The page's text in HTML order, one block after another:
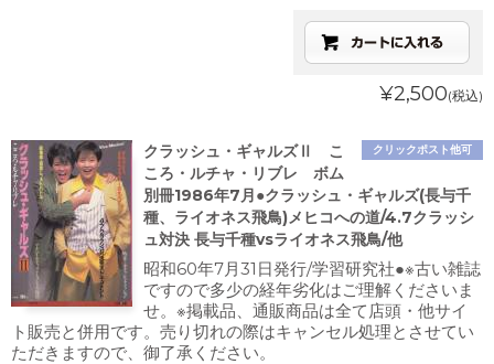
¥2,500(税込)
クリックポスト他可
クラッシュ・ギャルズⅡ こ
ころ・ルチャ・リブレ ボム
別冊1986年7月●クラッシュ・ギャルズ(長与千
種、ライオネス飛鳥)メヒコへの道/4.7クラッシ
ュ対決 長与千種vsライオネス飛鳥/他
昭和60年7月31日発行/学習研究社●※古い雑誌
ですので多少の経年劣化はご理解くださいま
せ。※掲載品、通販商品は全て店頭・他サイ
ト販売と併用です。売り切れの際はキャンセル処理とさせてい
ただきますので、御了承ください。